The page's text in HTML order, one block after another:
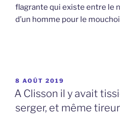
flagrante qui existe entre le
d’un homme pour le
PUBLIÉ
LE
8 AOÛT 2019
A Clisson il y avait
serger, et même